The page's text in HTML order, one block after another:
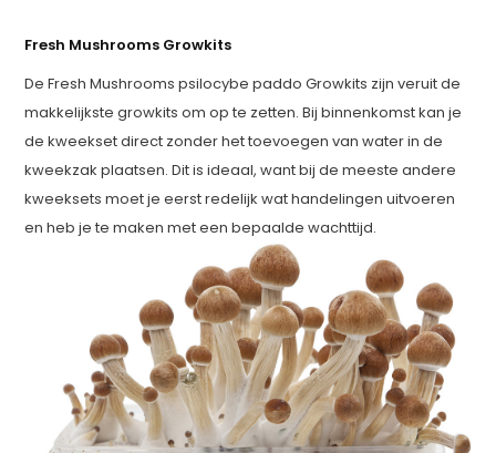
Fresh Mushrooms Growkits
De Fresh Mushrooms psilocybe paddo Growkits zijn veruit de
makkelijkste growkits om op te zetten. Bij binnenkomst kan je
de kweekset direct zonder het toevoegen van water in de
kweekzak plaatsen. Dit is ideaal, want bij de meeste andere
kweeksets moet je eerst redelijk wat handelingen uitvoeren
en heb je te maken met een bepaalde wachttijd.